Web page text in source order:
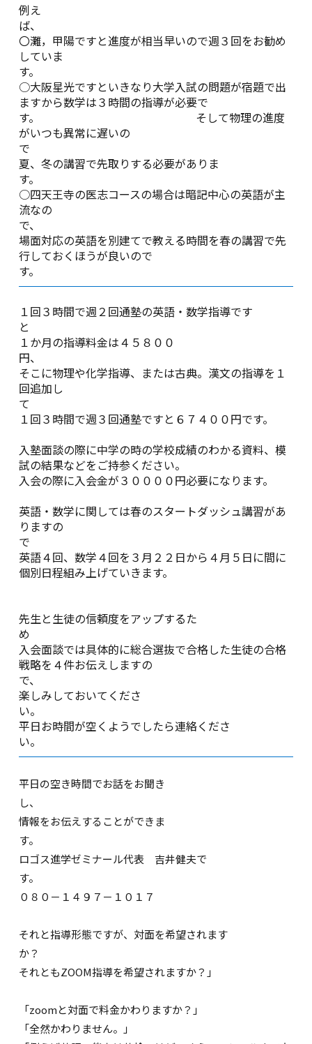
例え
〇灘，甲陽ですと進度が相当早いので週３回をお勧め
していま
す
○大阪星光ですといきなり大学入試の問題が宿題で出
ますから数学は３時間の指導が必要で
す。 そして物理の進度
がいつも異常に遅いの
夏、冬の講習で先取りする必要がありま
す
○四天王寺の医志コースの場合は暗記中心の英語が主
流なの
で
場面対応の英語を別建てで教える時間を春の講習で先
行しておくほうが良いので
す。
１回３時間で週２回通塾の英語・数学指導です
１か月の指導料金は４５８００
そこに物理や化学指導、または古典。漢文の指導を１
回追加し
１回３時間で週３回通塾ですと６７４００円です。
入塾面談の際に中学の時の学校成績のわかる資料、模
試の結果などをご持参ください。
入会の際に入会金が３００００円必要になります。
英語・数学に関しては春のスタートダッシュ講習があ
りますの
英語４回、数学４回を３月２２日から４月５日に間に
個別日程組み上げていきます。
先生と生徒の信頼度をアップするた
入会面談では具体的に総合選抜で合格した生徒の合格
戦略を４件お伝えしますの
で
楽しみしておいてくださ
平日お時間が空くようでしたら連絡くださ
い。
平日の空き時間でお話をお聞き
し
情報をお伝えすることができま
す
ロゴス進学ゼミナール代表 吉井健夫で
す
０８０－１４９７－１０１７
それと指導形態ですが、対面を希望されます
か
それともZOOM指導を希望されますか？」
「zoomと対面で料金かわりますか？」
「全然かわりません。」